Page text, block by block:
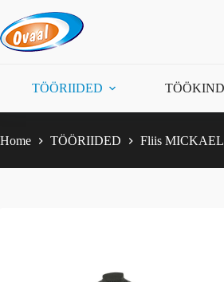
content
27.90€
TÖÖRIIDED
Home TÖÖRIIDED Fliis MICKAEL